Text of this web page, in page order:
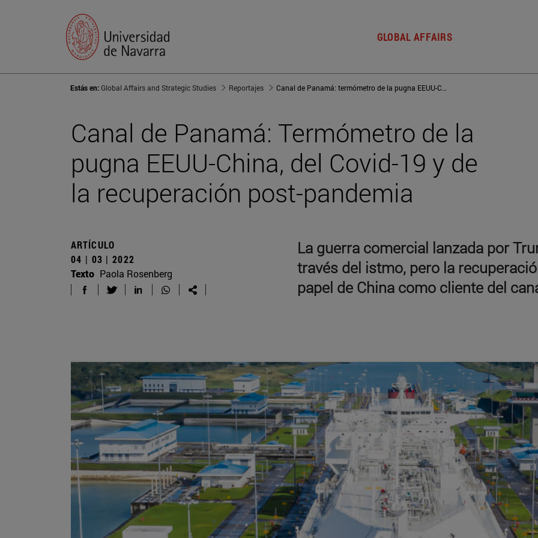
GLOBAL AFFAIRS
Estás en:Global Affairs and Strategic Studies Reportajes Canal de Panamá: termómetro de la pugna EEUU-China, del Covid-19 y de la recuperación post-pandemia
Canal de Panamá: Termómetro de la
pugna EEUU-China, del Covid-19 y de
la recuperación post-pandemia
ARTÍCULO
04 | 03 | 2022
Texto Paola Rosenberg
La guerra comercial lanzada por
través del istmo, pero la
papel de China como cliente del